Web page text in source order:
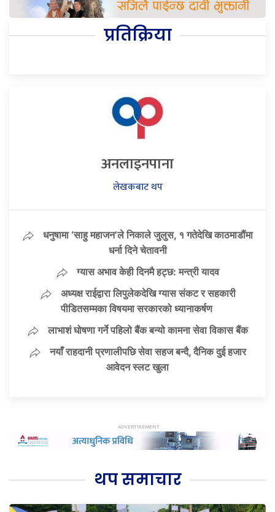
प्रतिक्रिया
अनलाइनपाना
लेखकबाट थप
धनुषामा ‘साहु महाजन’ले निकाले जुलुस, १ गतेदेखि काठमाडौंमा
धर्ना दिने चेतावनी
ग्यास अभाव केही दिनमै हट्छ: मन्त्री यादव
अध्यक्ष राईद्वारा लिपुलेकदेखि ग्यास संकट र सहकारी
पीडितसम्मका विषयमा सरकारको ध्यानाकर्षण
लाभाशं घोषणा गर्ने पहिलो बैंक बन्यो कामना सेवा विकास बैंक
नयाँ राहदानी प्रणालीपछि सेवा सहज बन्दै, दैनिक दुई हजार
आवेदन स्लट खुला
थप समाचार